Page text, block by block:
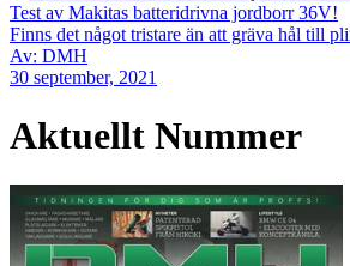
Test av Makitas batteridrivna jordborr 36V!
Finns det något tristare än att gräva hål till
Av: DMH
30 september, 2021
Aktuellt Nummer